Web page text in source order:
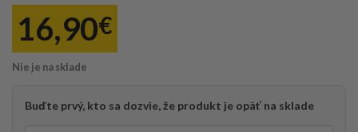
16,90€
Nie je na sklade
Buďte prvý, kto sa dozvie, že produkt je opäť na sklade